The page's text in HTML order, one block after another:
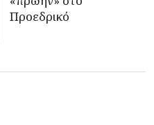
Προεδρικό